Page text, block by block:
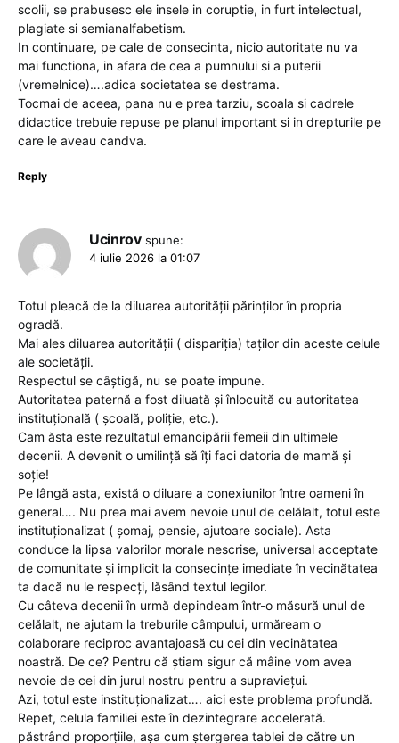
scolii, se prabusesc ele insele in coruptie, in furt intelectual,
plagiate si semianalfabetism.
In continuare, pe cale de consecinta, nicio autoritate nu va
mai functiona, in afara de cea a pumnului si a puterii
(vremelnice)….adica societatea se destrama.
Tocmai de aceea, pana nu e prea tarziu, scoala si cadrele
didactice trebuie repuse pe planul important si in drepturile pe
care le aveau candva.
Reply
Ucinrov spune:
4 iulie 2026 la 01:07
Totul pleacă de la diluarea autorității părinților în propria
ogradă.
Mai ales diluarea autorității ( dispariția) taților din aceste celule
ale societății.
Respectul se câștigă, nu se poate impune.
Autoritatea paternă a fost diluată și înlocuită cu autoritatea
instituțională ( școală, poliție, etc.).
Cam ăsta este rezultatul emancipării femeii din ultimele
decenii. A devenit o umilință să îți faci datoria de mamă și
soție!
Pe lângă asta, există o diluare a conexiunilor între oameni în
general…. Nu prea mai avem nevoie unul de celălalt, totul este
instituționalizat ( șomaj, pensie, ajutoare sociale). Asta
conduce la lipsa valorilor morale nescrise, universal acceptate
de comunitate și implicit la consecințe imediate în vecinătatea
ta dacă nu le respecți, lăsând textul legilor.
Cu câteva decenii în urmă depindeam într-o măsură unul de
celălalt, ne ajutam la treburile câmpului, urmăream o
colaborare reciproc avantajoasă cu cei din vecinătatea
noastră. De ce? Pentru că știam sigur că mâine vom avea
nevoie de cei din jurul nostru pentru a supraviețui.
Azi, totul este instituționalizat…. aici este problema profundă.
Repet, celula familiei este în dezintegrare accelerată.
păstrând proporțiile, așa cum ștergerea tablei de către un